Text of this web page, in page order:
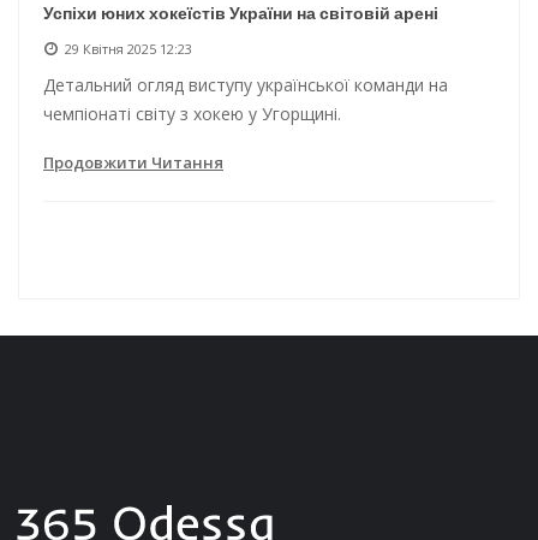
Успіхи юних хокеїстів України на світовій арені
29 Квітня 2025 12:23
Детальний огляд виступу української команди на
чемпіонаті світу з хокею у Угорщині.
Продовжити Читання